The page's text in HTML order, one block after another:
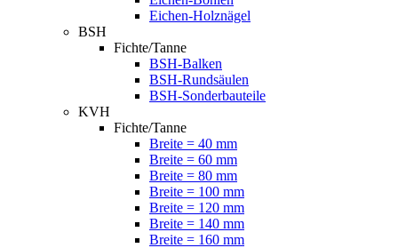
Eichen-Holznägel
BSH
Fichte/Tanne
BSH-Balken
BSH-Rundsäulen
BSH-Sonderbauteile
KVH
Fichte/Tanne
Breite = 40 mm
Breite = 60 mm
Breite = 80 mm
Breite = 100 mm
Breite = 120 mm
Breite = 140 mm
Breite = 160 mm